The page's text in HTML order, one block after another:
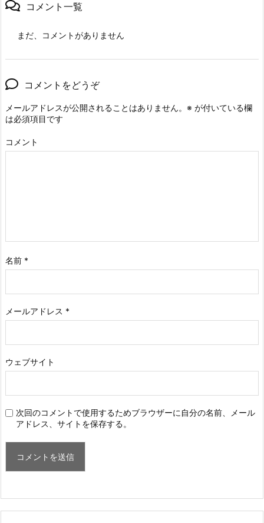
コメント一覧
まだ、コメントがありません
コメントをどうぞ
メールアドレスが公開されることはありません。 ※ が付いている欄
は必須項目です
コメント
名前 *
メールアドレス *
ウェブサイト
次回のコメントで使用するためブラウザーに自分の名前、メール
アドレス、サイトを保存する。